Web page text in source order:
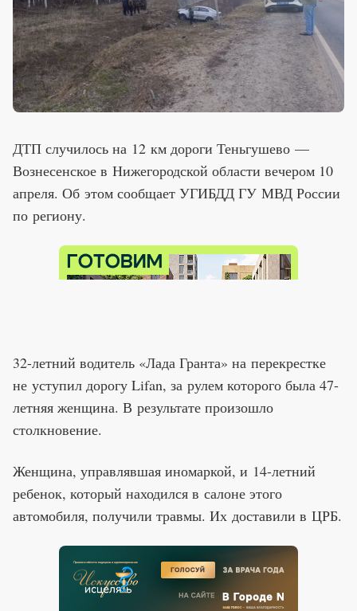
ДТП случилось на 12 км дороги Теньгушево —
Вознесенское в Нижегородской области вечером 10
апреля. Об этом сообщает УГИБДД ГУ МВД России
по региону.
32-летний водитель «Лада Гранта» на перекрестке
не уступил дорогу Lifan, за рулем которого была 47-
летняя женщина. В результате произошло
столкновение.
Женщина, управлявшая иномаркой, и 14-летний
ребенок, который находился в салоне этого
автомобиля, получили травмы. Их доставили в ЦРБ.